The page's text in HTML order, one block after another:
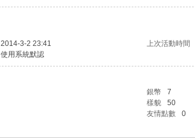
2014-3-2 23:41 上次活動時間
使用系統默認
銀幣
7
樣貌
50
友情點數 0